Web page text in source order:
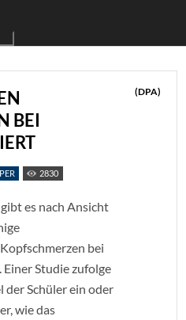
BEI
(DPA)
2830
es nach Ansicht
bei
Studie zufolge
der Schüler ein oder
wie das